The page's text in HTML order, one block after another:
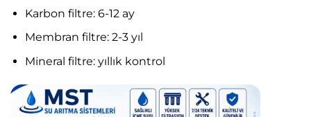
Karbon filtre: 6-12 ay
Membran filtre: 2-3 yıl
Mineral filtre: yıllık kontrol